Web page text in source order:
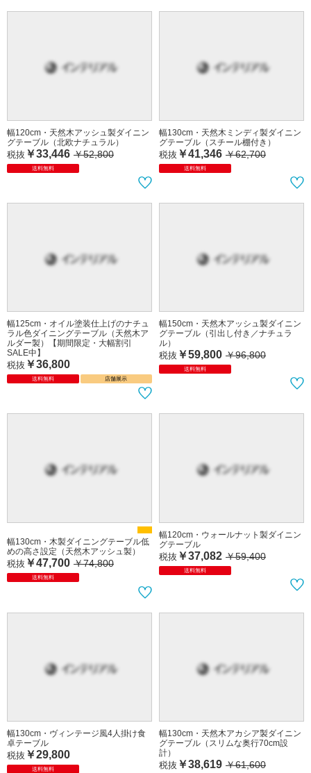
幅120cm・天然木アッシュ製ダイニン
グテーブル（北欧ナチュラル）
税抜 ￥33,446 ￥52,800
送料無料
幅130cm・天然木ミンディ製ダイニン
グテーブル（スチール棚付き）
税抜 ￥41,346 ￥62,700
送料無料
幅125cm・オイル塗装仕上げのナチュ
ラル色ダイニングテーブル（天然木ア
ルダー製）【期間限定・大幅割引
SALE中】
税抜 ￥36,800
送料無料 店舗展示
幅150cm・天然木アッシュ製ダイニン
グテーブル（引出し付き／ナチュラ
ル）
税抜 ￥59,800 ￥96,800
送料無料
幅130cm・木製ダイニングテーブル低
めの高さ設定（天然木アッシュ製）
税抜 ￥47,700 ￥74,800
送料無料
幅120cm・ウォールナット製ダイニン
グテーブル
税抜 ￥37,082 ￥59,400
送料無料
幅130cm・ヴィンテージ風4人掛け食
卓テーブル
税抜 ￥29,800
送料無料
幅130cm・天然木アカシア製ダイニン
グテーブル（スリムな奥行70cm設
計）
税抜 ￥38,619 ￥61,600